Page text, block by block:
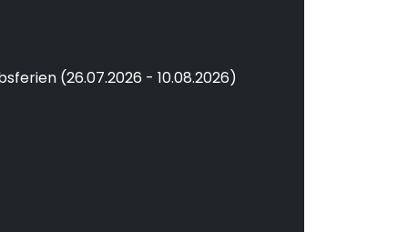
(26.07.2026 - 10.08.2026)